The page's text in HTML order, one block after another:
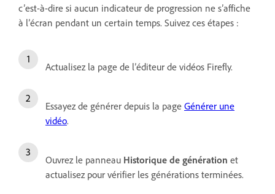
c’est-à-dire si aucun indicateur de progression ne s’affiche
à l’écran pendant un certain temps. Suivez ces étapes :
Actualisez la page de l’éditeur de vidéos Firefly.
Essayez de générer depuis la page Générer une
vidéo.
Ouvrez le panneau Historique de génération et
actualisez pour vérifier les générations terminées.